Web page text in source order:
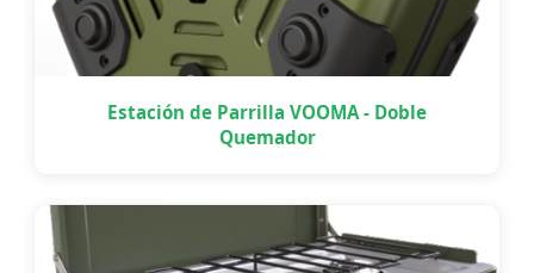
Estación de Parrilla VOOMA - Doble
Quemador